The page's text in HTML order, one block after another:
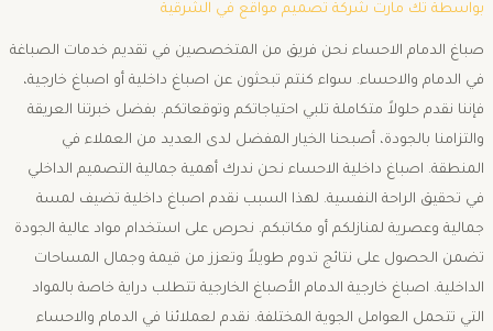
بواسطة تك مارت شركة تصميم مواقع في الشرقية
صباغ الدمام الاحساء نحن فريق من المتخصصين في تقديم خدمات الصباغة
في الدمام والاحساء. سواء كنتم تبحثون عن اصباغ داخلية أو اصباغ خارجية،
فإننا نقدم حلولاً متكاملة تلبي احتياجاتكم وتوقعاتكم. بفضل خبرتنا العريقة
والتزامنا بالجودة، أصبحنا الخيار المفضل لدى العديد من العملاء في
المنطقة. اصباغ داخلية الاحساء نحن ندرك أهمية جمالية التصميم الداخلي
في تحقيق الراحة النفسية. لهذا السبب نقدم اصباغ داخلية تضيف لمسة
جمالية وعصرية لمنازلكم أو مكاتبكم. نحرص على استخدام مواد عالية الجودة
تضمن الحصول على نتائج تدوم طويلاً وتعزز من قيمة وجمال المساحات
الداخلية. اصباغ خارجية الدمام الأصباغ الخارجية تتطلب دراية خاصة بالمواد
التي تتحمل العوامل الجوية المختلفة. نقدم لعملائنا في الدمام والاحساء